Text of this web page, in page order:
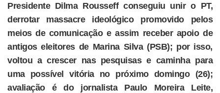
Presidente Dilma Rousseff conseguiu unir o PT,
derrotar massacre ideológico promovido pelos
meios de comunicação e assim receber apoio de
antigos eleitores de Marina Silva (PSB); por isso,
voltou a crescer nas pesquisas e caminha para
uma possível vitória no próximo domingo (26);
avaliação é do jornalista Paulo Moreira Leite,